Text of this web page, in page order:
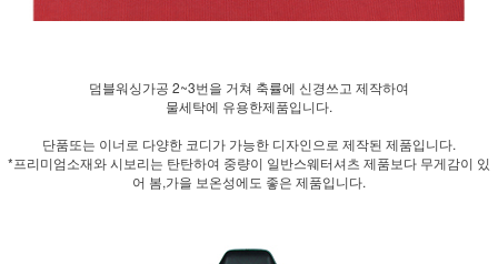
덤블워싱가공 2~3번을 거쳐 축률에 신경쓰고 제작하여
물세탁에 유용한제품입니다.
단품또는 이너로 다양한 코디가 가능한 디자인으로 제작된 제품입니다.
*프리미엄소재와 시보리는 탄탄하여 중량이 일반스웨터셔츠 제품보다 무게감이 있
어 봄,가을 보온성에도 좋은 제품입니다.